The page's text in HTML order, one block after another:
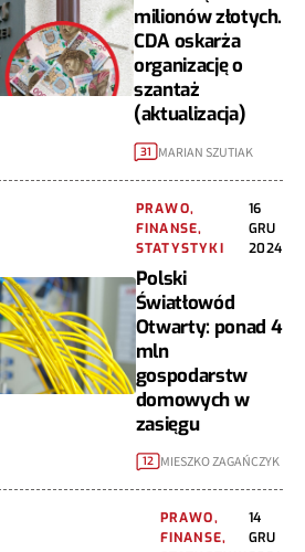
milionów złotych.
CDA oskarża
organizację o
szantaż
(aktualizacja)
31 MARIAN SZUTIAK
PRAWO,
FINANSE,
STATYSTYKI
16
GRU
2024
Polski
Światłowód
Otwarty: ponad 4
mln
gospodarstw
domowych w
zasięgu
12 MIESZKO ZAGAŃCZYK
PRAWO,
FINANSE,
14
GRU